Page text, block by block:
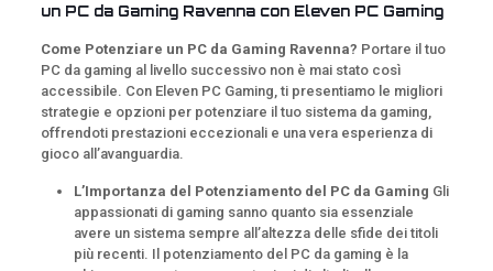
un PC da Gaming Ravenna con Eleven PC Gaming
Come Potenziare un PC da Gaming Ravenna? Portare il tuo
PC da gaming al livello successivo non è mai stato così
accessibile. Con Eleven PC Gaming, ti presentiamo le migliori
strategie e opzioni per potenziare il tuo sistema da gaming,
offrendoti prestazioni eccezionali e una vera esperienza di
gioco all’avanguardia.
L’Importanza del Potenziamento del PC da Gaming Gli
appassionati di gaming sanno quanto sia essenziale
avere un sistema sempre all’altezza delle sfide dei titoli
più recenti. Il potenziamento del PC da gaming è la